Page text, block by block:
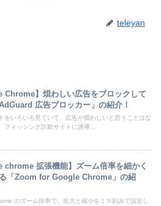
teleyan
Chrome】煩わしい広告をブロックして
広告ブロッカー」の紹介！
をいろいろ見ていて、広告が煩わしいと思うことはな
フィッシング詐欺サイトに誘導...
chrome 拡張機能】ズーム倍率を細かく
「Zoom for Google Chrome」の紹
のズーム倍率で、拡大と縮小を１％刻みで設定し